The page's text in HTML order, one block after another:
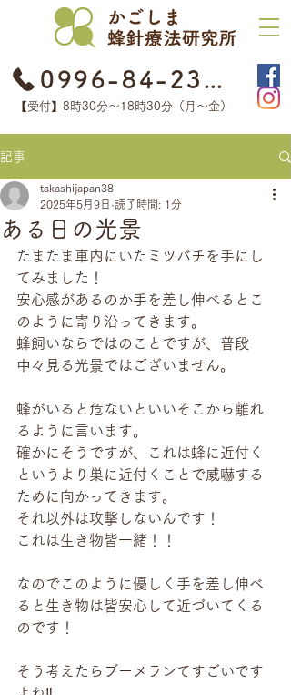
0996-84-2368
【受付】8時30分​〜18時30分（月〜金）
記事
ある日の光景
takashijapan38
2025年5月9日 読了時間: 1分
たまたま車内にいたミツバチを手にし
てみました！
安心感があるのか手を差し伸べるとこ
のように寄り沿ってきます。
蜂飼いならではのことですが、普段
中々見る光景ではございません。
蜂がいると危ないといいそこから離れ
るように言います。
確かにそうですが、これは蜂に近付く
というより巣に近付くことで威嚇する
ために向かってきます。
それ以外は攻撃しないんです！
これは生き物皆一緒！！
なのでこのように優しく手を差し伸べ
ると生き物は皆安心して近づいてくる
のです！
そう考えたらブーメランてすごいです